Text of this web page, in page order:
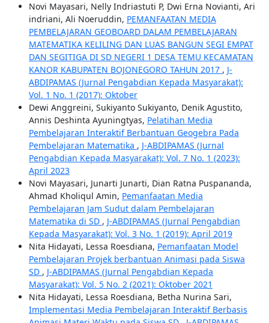
Novi Mayasari, Nelly Indriastuti P, Dwi Erna Novianti, Ari
indriani, Ali Noeruddin, PEMANFAATAN MEDIA
PEMBELAJARAN GEOBOARD DALAM PEMBELAJARAN
MATEMATIKA KELILING DAN LUAS BANGUN SEGI EMPAT
DAN SEGITIGA DI SD NEGERI 1 DESA TEMU KECAMATAN
KANOR KABUPATEN BOJONEGORO TAHUN 2017 , J-
ABDIPAMAS (Jurnal Pengabdian Kepada Masyarakat):
Vol. 1 No. 1 (2017): Oktober
Dewi Anggreini, Sukiyanto Sukiyanto, Denik Agustito,
Annis Deshinta Ayuningtyas, Pelatihan Media
Pembelajaran Interaktif Berbantuan Geogebra Pada
Pembelajaran Matematika , J-ABDIPAMAS (Jurnal
Pengabdian Kepada Masyarakat): Vol. 7 No. 1 (2023):
April 2023
Novi Mayasari, Junarti Junarti, Dian Ratna Puspananda,
Ahmad Kholiqul Amin, Pemanfaatan Media
Pembelajaran Jam Sudut dalam Pembelajaran
Matematika di SD , J-ABDIPAMAS (Jurnal Pengabdian
Kepada Masyarakat): Vol. 3 No. 1 (2019): April 2019
Nita Hidayati, Lessa Roesdiana, Pemanfaatan Model
Pembelajaran Projek berbantuan Animasi pada Siswa
SD , J-ABDIPAMAS (Jurnal Pengabdian Kepada
Masyarakat): Vol. 5 No. 2 (2021): Oktober 2021
Nita Hidayati, Lessa Roesdiana, Betha Nurina Sari,
Implementasi Media Pembelajaran Interaktif Berbasis